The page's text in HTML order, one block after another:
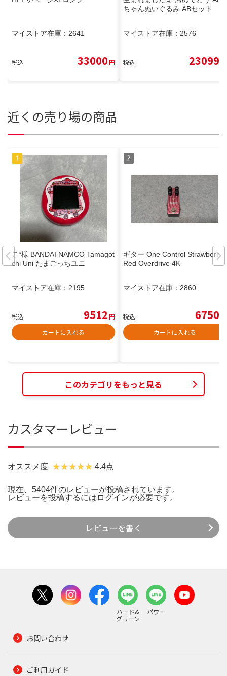
マイストア在庫： 2641
税込 33000円
ちゃんぬいぐるみ ABセット
マイストア在庫： 2576
税込 23099
近くの売り場の商品
こ*様 BANDAI NAMCO Tamagot
chi Uni たまごっちユニ
マイストア在庫： 2195
税込 9512円
カートに入れる
ギター One Control Strawberry
Red Overdrive 4K
マイストア在庫： 2860
税込 6750
カートに入れる
このカテゴリをもっと見る
カスタマーレビュー
オススメ度 4.4点
現在、5404件のレビューが投稿されています。
レビューを投稿するには ログインが必要です。
レビューを書く
ハード&
グリーン
パワー
お問い合わせ
ご利用ガイド